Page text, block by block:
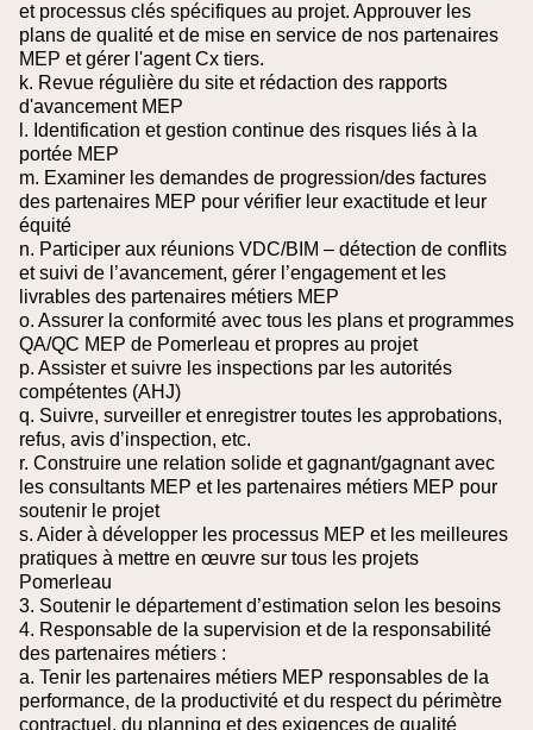
et processus clés spécifiques au projet. Approuver les
plans de qualité et de mise en service de nos partenaires
MEP et gérer l'agent Cx tiers.
k. Revue régulière du site et rédaction des rapports
d'avancement MEP
l. Identification et gestion continue des risques liés à la
portée MEP
m. Examiner les demandes de progression/des factures
des partenaires MEP pour vérifier leur exactitude et leur
équité
n. Participer aux réunions VDC/BIM – détection de conflits
et suivi de l’avancement, gérer l’engagement et les
livrables des partenaires métiers MEP
o. Assurer la conformité avec tous les plans et programmes
QA/QC MEP de Pomerleau et propres au projet
p. Assister et suivre les inspections par les autorités
compétentes (AHJ)
q. Suivre, surveiller et enregistrer toutes les approbations,
refus, avis d’inspection, etc.
r. Construire une relation solide et gagnant/gagnant avec
les consultants MEP et les partenaires métiers MEP pour
soutenir le projet
s. Aider à développer les processus MEP et les meilleures
pratiques à mettre en œuvre sur tous les projets
Pomerleau
3. Soutenir le département d’estimation selon les besoins
4. Responsable de la supervision et de la responsabilité
des partenaires métiers :
a. Tenir les partenaires métiers MEP responsables de la
performance, de la productivité et du respect du périmètre
contractuel, du planning et des exigences de qualité